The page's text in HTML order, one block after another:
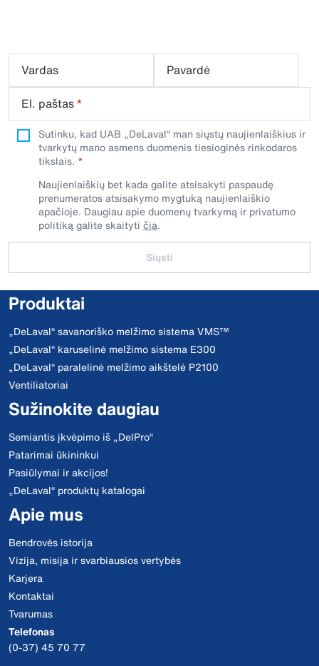
Vardas
Pavardė
El. paštas*
Sutinku, kad UAB „DeLaval“ man siųstų naujienlaiškius ir
tvarkytų mano asmens duomenis tiesioginės rinkodaros
tikslais.
Naujienlaiškių bet kada galite atsisakyti paspaudę
prenumeratos atsisakymo mygtuką naujienlaiškio
apačioje. Daugiau apie duomenų tvarkymą ir privatumo
politiką galite skaityti čia.
Siųsti
Produktai
„DeLaval“ savanoriško melžimo sistema VMS™
„DeLaval“ karuselinė melžimo sistema E300
„DeLaval“ paralelinė melžimo aikštelė P2100
Ventiliatoriai
Sužinokite daugiau
Semiantis įkvėpimo iš „DelPro“
Patarimai ūkininkui
Pasiūlymai ir akcijos!
„DeLaval“ produktų katalogai
Apie mus
Bendrovės istorija
Vizija, misija ir svarbiausios vertybės
Karjera
Kontaktai
Tvarumas
Telefonas
(0-37) 45 70 77